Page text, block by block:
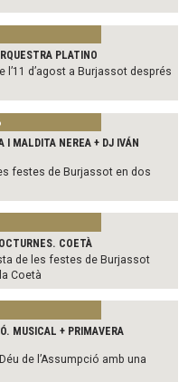
PLATINO
l’11 d’agost a Burjassot després
I MALDITA NEREA + DJ IVÁN
festes de Burjassot en dos
COETÀ
de les festes de Burjassot
Coetà
MUSICAL + PRIMAVERA
de l’Assumpció amb una